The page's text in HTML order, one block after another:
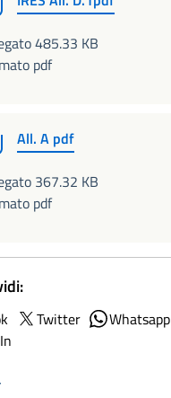
485.33 KB
pdf
All. A pdf
367.32 KB
pdf
Twitter Whatsapp